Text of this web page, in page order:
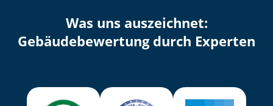
Was uns auszeichnet:
Ge­bäu­de­be­wer­tung durch Experten